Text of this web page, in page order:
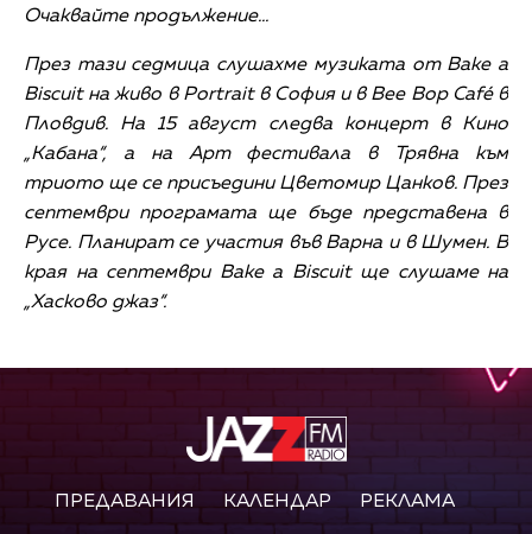
Очаквайте продължение...
През тази седмица слушахме музиката от Bake a
Biscuit на живо в Portrait в София и в Bee Bop Café в
Пловдив. На 15 август следва концерт в Кино
„Кабана“, а на Арт фестивала в Трявна към
триото ще се присъедини Цветомир Цанков. През
септември програмата ще бъде представена в
Русе. Планират се участия във Варна и в Шумен. В
края на септември Bake a Biscuit ще слушаме на
„Хасково джаз“.
ПРЕДАВАНИЯ КАЛЕНДАР РЕКЛАМА